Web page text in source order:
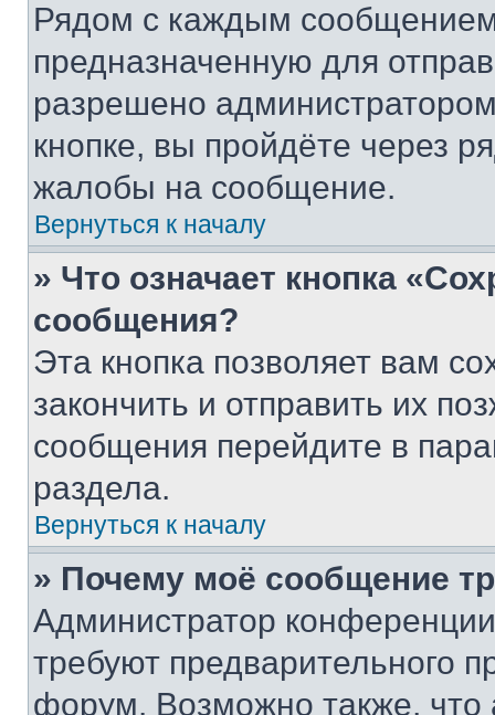
Рядом с каждым сообщением
предназначенную для
разрешено
кнопке, вы пройдёте через
жалобы на сообщение.
Вернуться к началу
» Что означает кнопка
сообщения?
Эта кнопка позволяет вам
закончить и отправить их
сообщения перейдите в
раздела.
Вернуться к началу
» Почему моё сообщение
Администратор
требуют предварительного
форум. Возможно также, что